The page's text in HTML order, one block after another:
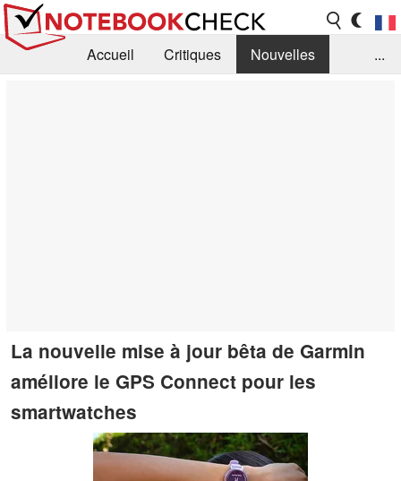
Accueil Critiques
Nouvelles
...
La nouvelle mise à jour bêta de Garmin
améliore le GPS Connect pour les
smartwatches